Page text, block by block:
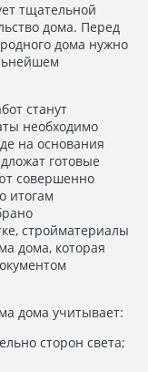
тщательной
дома. Перед
дома нужно
станут
необходимо
на основания
готовые
совершенно
итогам
стройматериалы
дома, которая
дома учитывает:
сторон света;